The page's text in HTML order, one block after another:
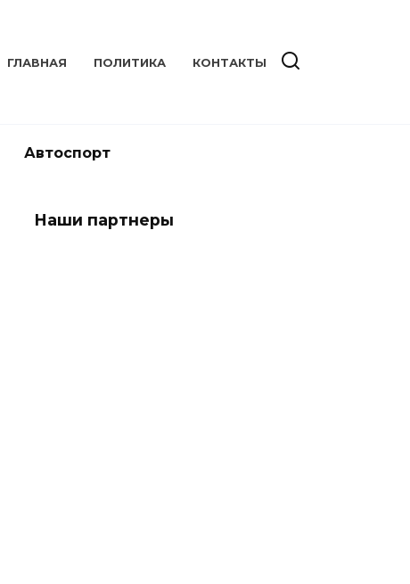
ГЛАВНАЯ ПОЛИТИКА КОНТАКТЫ
Автоспорт
Наши партнеры